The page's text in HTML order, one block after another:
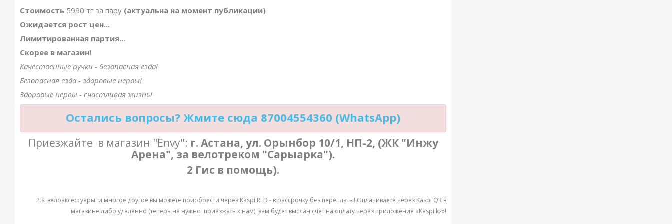
Стоимость 5990 тг за пару (актуальна на момент публикации)
Ожидается рост цен...
Лимитированная партия...
Скорее в магазин!
Качественные ручки - безопасная езда!
Безопасная езда - здоровые нервы!
Здоровые нервы - счастливая жизнь!
Остались вопросы? Жмите сюда 87004554360 (WhatsApp)
Приезжайте в магазин "Envy": г. Астана, ул. Орынбор 10/1, НП-2, (ЖК "Инжу
Арена", за велотреком "Сарыарка").
2 Гис в помощь).
P.s. велоаксессуары и многое другое вы можете приобрести через Kaspi RED - в рассрочку без переплаты! Оплачиваете через Kaspi QR в
магазине либо удаленно (теперь не нужно приезжать к нам), вам будет выслан счет на оплату через приложение «Kaspi.kz»!